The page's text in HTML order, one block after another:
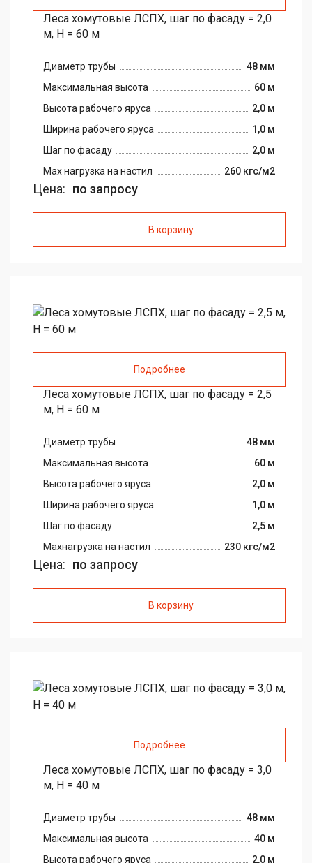
Леса хомутовые ЛСПХ, шаг по фасаду = 2,0
м, H = 60 м
Диаметр трубы
48 мм
Максимальная высота
60 м
Высота рабочего яруса
2,0 м
Ширина рабочего яруса
1,0 м
Шаг по фасаду
2,0 м
Max нагрузка на настил
260 кгс/м2
Цена: по запросу
В корзину
Подробнее
Леса хомутовые ЛСПХ, шаг по фасаду = 2,5
м, H = 60 м
Диаметр трубы
48 мм
Максимальная высота
60 м
Высота рабочего яруса
2,0 м
Ширина рабочего яруса
1,0 м
Шаг по фасаду
2,5 м
Maxнагрузка на настил
230 кгс/м2
Цена: по запросу
В корзину
Подробнее
Леса хомутовые ЛСПХ, шаг по фасаду = 3,0
м, H = 40 м
Диаметр трубы
48 мм
Максимальная высота
40 м
Высота рабочего яруса
2,0 м